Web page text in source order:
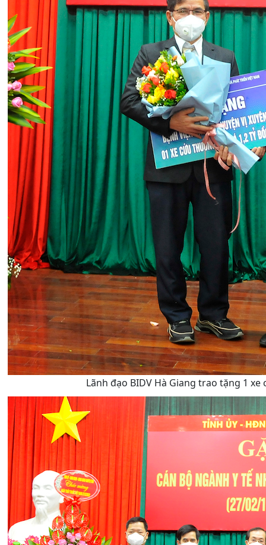
Lãnh đạo BIDV Hà Giang trao tặng 1